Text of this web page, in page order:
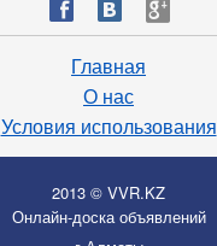
ä æ è
Главная
О нас
Условия использования
2013 © VVR.KZ
Онлайн-доска объявлений